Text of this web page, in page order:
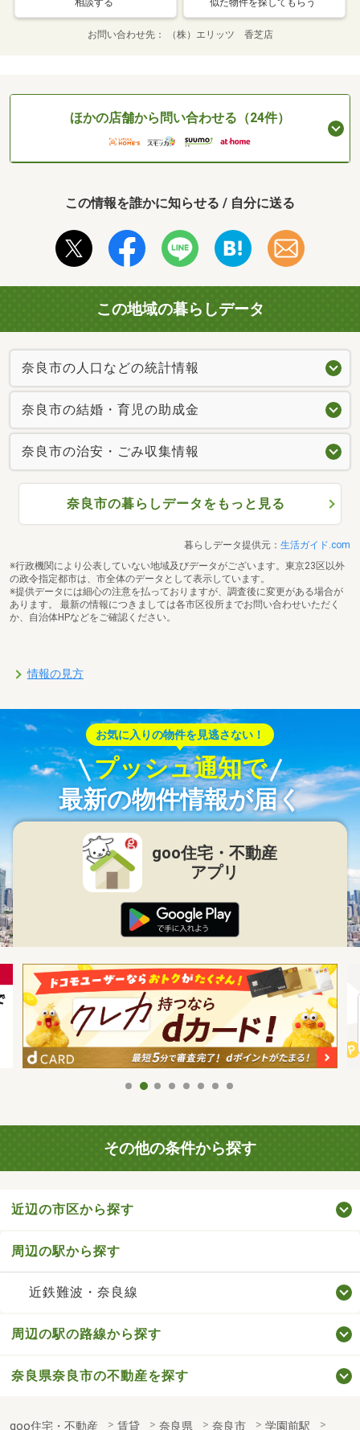
相談する 似た物件を探してもらう
お問い合わせ先 （株）エリッツ 香芝店
ほかの店舗から問い合わせる（24件）
この情報を誰かに知らせる / 自分に送る
この地域の暮らしデータ
奈良市の人口などの統計情報
奈良市の結婚・育児の助成金
奈良市の治安・ごみ収集情報
奈良市の暮らしデータをもっと見る
暮らしデータ提供元： 生活ガイド.com
※行政機関により公表していない地域及びデータがございます。東京23区以外
の政令指定都市は、市全体のデータとして表示しています。
※提供データには細心の注意を払っておりますが、調査後に変更がある場合が
あります。 最新の情報につきましては各市区役所までお問い合わせいただく
か、自治体HPなどをご確認ください。
情報の見方
お気に入りの物件を見逃さない！
プッシュ通知で
最新の物件情報が届く
goo住宅・不動産
アプリ
その他の条件から探す
近辺の市区から探す
周辺の駅から探す
近鉄難波・奈良線
周辺の駅の路線から探す
奈良県奈良市の不動産を探す
goo住宅・不動産 賃貸 奈良県 奈良市
学園前駅